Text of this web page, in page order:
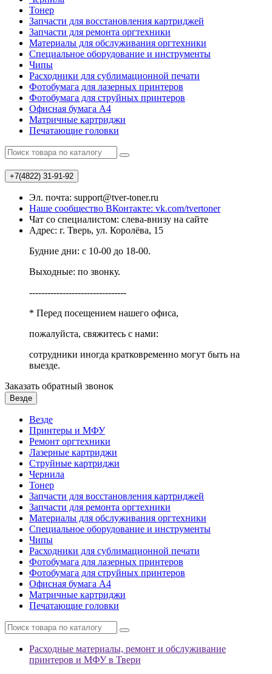
Тонер
Запчасти для восстановления картриджей
Запчасти для ремонта оргтехники
Материалы для обслуживания оргтехники
Специальное оборудование и инструменты
Чипы
Расходники для сублимационной печати
Фотобумага для лазерных принтеров
Фотобумага для струйных принтеров
Офисная бумага А4
Матричные картриджи
Печатающие головки
+7(4822) 31-91-92
Эл. почта: support@tver-toner.ru
Наше сообщество ВКонтакте: vk.com/tvertoner
Чат со специалистом: слева-внизу на сайте
Адрес: г. Тверь, ул. Королёва, 15
Будние дни: с 10-00 до 18-00.
Выходные: по звонку.
--------------------------------
* Перед посещением нашего офиса,
пожалуйста, свяжитесь с нами:
сотрудники иногда кратковременно могут быть на
выезде.
Заказать обратный звонок
Везде
Везде
Принтеры и МФУ
Ремонт оргтехники
Лазерные картриджи
Струйные картриджи
Чернила
Тонер
Запчасти для восстановления картриджей
Запчасти для ремонта оргтехники
Материалы для обслуживания оргтехники
Специальное оборудование и инструменты
Чипы
Расходники для сублимационной печати
Фотобумага для лазерных принтеров
Фотобумага для струйных принтеров
Офисная бумага А4
Матричные картриджи
Печатающие головки
Расходные материалы, ремонт и обслуживание
принтеров и МФУ в Твери